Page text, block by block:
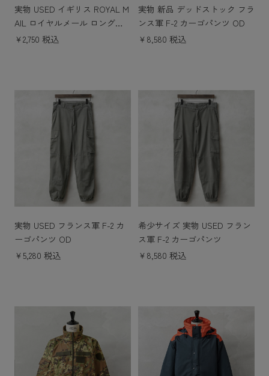
実物 USED イギリス ROYAL M
AIL ロイヤルメール ロングス
リーブ ポロシャツ
￥2,750 税込
実物 新品 デッドストック フラ
ンス軍 F-2 カーゴパンツ OD
￥8,580 税込
実物 USED フランス軍 F-2 カ
ーゴパンツ OD
￥5,280 税込
希少サイズ 実物 USED フラン
ス軍 F-2 カーゴパンツ
￥8,580 税込